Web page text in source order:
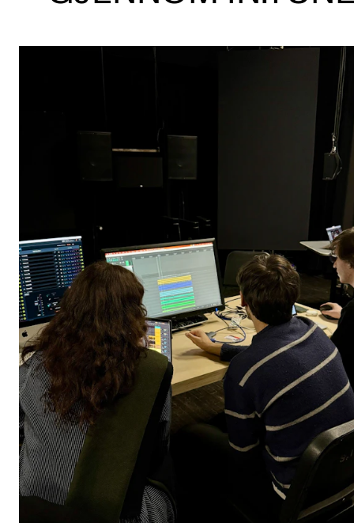
Interne konserter og arrangementer
PRAKTISK
Canvas
IT og digitale tjenester
Sibelius – Notation Software
Rom, bygg, saler og studio
Semesterregistrering
STUDENTLIV
Læringsressurser
Si ifra!
Betalte spilleoppdrag